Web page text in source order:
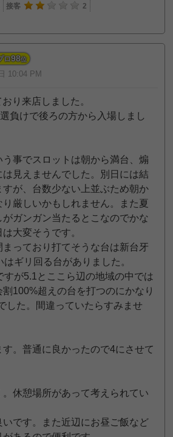
接客
2
ロ98位
10:04 PM
り来店しました。
負けで後ろの方から入場しまし
事でスロットは朝から満台、煽
は見えませんでした。別日には結
が、台数少ない上並ぶため朝か
り厳しいかもしれません。また夏
ガンガン当たるとこなのでかな
大変そうです。
っており打てそうな台は新台牙
ギリ回る台がありました。
すが5.1とここら辺の地域の中では
100%超えの台を打つのにかなり
した。間違っていたらすみませ
。普通に良かったので4にさせて
休憩場所があって考えられてい
です。また近辺にお昼ご飯など